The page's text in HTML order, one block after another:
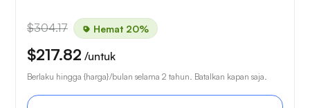
$304.17 Hemat 20%
$217.82 /untuk
Berlaku hingga {harga}/bulan selama 2 tahun. Batalkan kapan saja.